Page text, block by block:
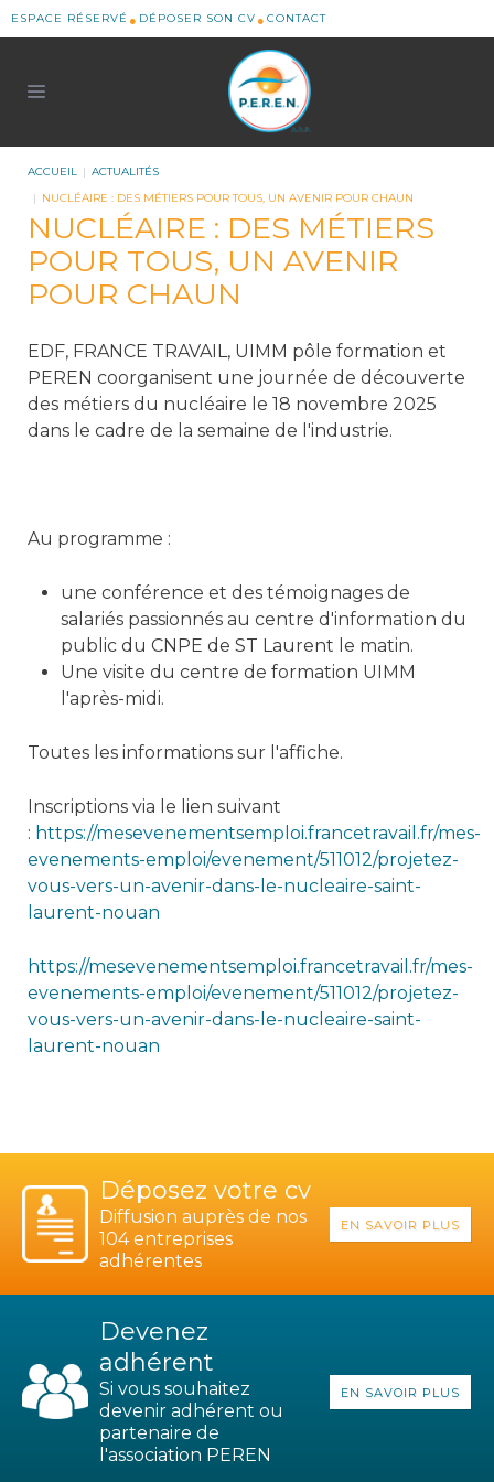
ESPACE RÉSERVÉ DÉPOSER SON CV CONTACT
ACCUEIL
ACTUALITÉS
NUCLÉAIRE : DES MÉTIERS POUR TOUS, UN AVENIR POUR CHAUN
NUCLÉAIRE : DES MÉTIERS
POUR TOUS, UN AVENIR
POUR CHAUN
EDF, FRANCE TRAVAIL, UIMM pôle formation et
PEREN coorganisent une journée de découverte
des métiers du nucléaire le 18 novembre 2025
dans le cadre de la semaine de l'industrie.
Au programme :
une conférence et des témoignages de
salariés passionnés au centre d'information du
public du CNPE de ST Laurent le matin.
Une visite du centre de formation UIMM
l'après-midi.
Toutes les informations sur l'affiche.
Inscriptions via le lien suivant
: https://mesevenementsemploi.francetravail.fr/mes-
evenements-emploi/evenement/511012/projetez-
vous-vers-un-avenir-dans-le-nucleaire-saint-
laurent-nouan
https://mesevenementsemploi.francetravail.fr/mes-
evenements-emploi/evenement/511012/projetez-
vous-vers-un-avenir-dans-le-nucleaire-saint-
laurent-nouan
Déposez votre cv
Diffusion auprès de nos
104 entreprises
adhérentes
EN SAVOIR PLUS
Devenez
adhérent
Si vous souhaitez
devenir adhérent ou
partenaire de
l'association PEREN
EN SAVOIR PLUS